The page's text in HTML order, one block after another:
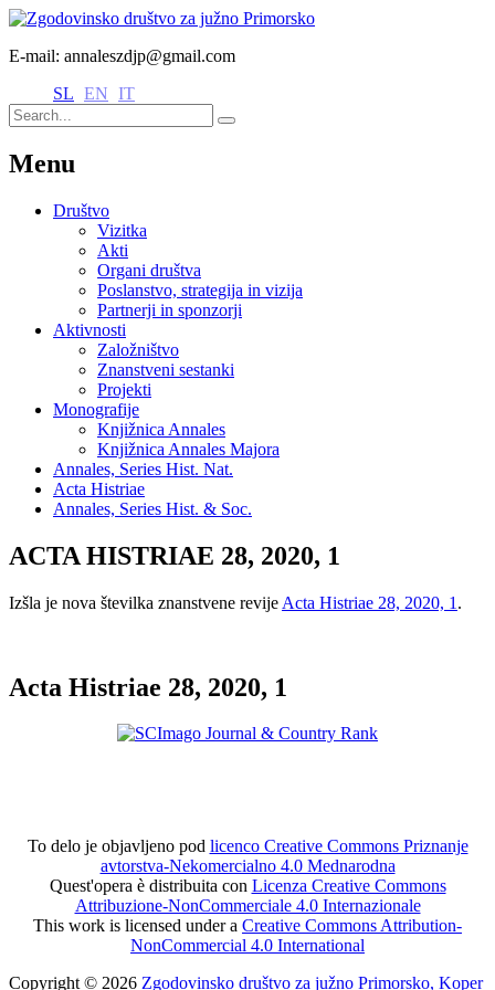
E-mail: annaleszdjp@gmail.com
SL EN IT
Menu
Društvo
Vizitka
Akti
Organi društva
Poslanstvo, strategija in vizija
Partnerji in sponzorji
Aktivnosti
Založništvo
Znanstveni sestanki
Projekti
Monografije
Knjižnica Annales
Knjižnica Annales Majora
Annales, Series Hist. Nat.
Acta Histriae
Annales, Series Hist. & Soc.
ACTA HISTRIAE 28, 2020, 1
Izšla je nova številka znanstvene revije Acta Histriae 28, 2020, 1 .
Acta Histriae 28, 2020, 1
To delo je objavljeno pod licenco Creative Commons Priznanje
avtorstva-Nekomercialno 4.0 Mednarodna
Quest'opera è distribuita con Licenza Creative Commons
Attribuzione-NonCommerciale 4.0 Internazionale
This work is licensed under a Creative Commons Attribution-
NonCommercial 4.0 International
Copyright © 2026 Zgodovinsko društvo za južno Primorsko, Koper